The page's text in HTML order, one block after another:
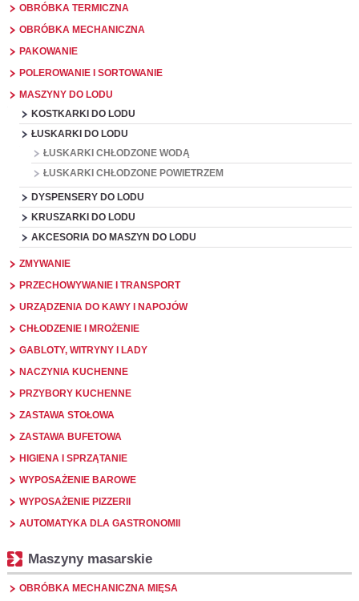
OBRÓBKA TERMICZNA
OBRÓBKA MECHANICZNA
PAKOWANIE
POLEROWANIE I SORTOWANIE
MASZYNY DO LODU
KOSTKARKI DO LODU
ŁUSKARKI DO LODU
ŁUSKARKI CHŁODZONE WODĄ
ŁUSKARKI CHŁODZONE POWIETRZEM
DYSPENSERY DO LODU
KRUSZARKI DO LODU
AKCESORIA DO MASZYN DO LODU
ZMYWANIE
PRZECHOWYWANIE I TRANSPORT
URZĄDZENIA DO KAWY I NAPOJÓW
CHŁODZENIE I MROŻENIE
GABLOTY, WITRYNY I LADY
NACZYNIA KUCHENNE
PRZYBORY KUCHENNE
ZASTAWA STOŁOWA
ZASTAWA BUFETOWA
HIGIENA I SPRZĄTANIE
WYPOSAŻENIE BAROWE
WYPOSAŻENIE PIZZERII
AUTOMATYKA DLA GASTRONOMII
Maszyny masarskie
OBRÓBKA MECHANICZNA MIĘSA